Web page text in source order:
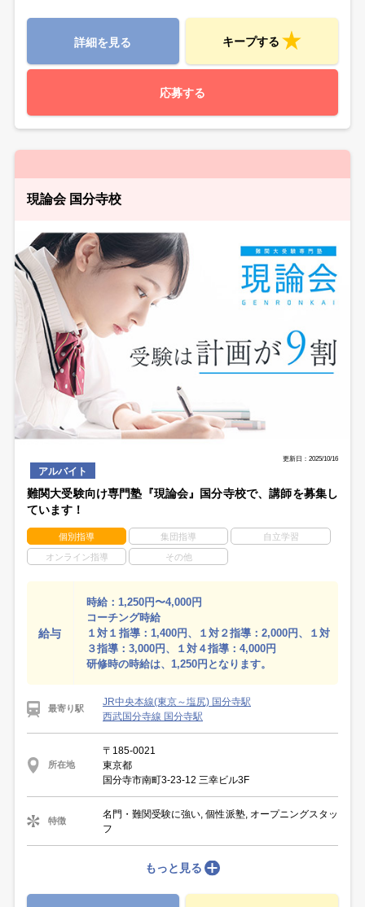
詳細を見る キープする
応募する
現論会 国分寺校
更新日：2025/10/16
アルバイト
難関大受験向け専門塾『現論会』国分寺校で、講師を募集し
ています！
個別指導 集団指導 自立学習
オンライン指導 その他
給与
時給：1,250円〜4,000円
コーチング時給
１対１指導：1,400円、１対２指導：2,000円、１対
３指導：3,000円、１対４指導：4,000円
研修時の時給は、1,250円となります。
最寄り駅
JR中央本線(東京～塩尻) 国分寺駅
西武国分寺線 国分寺駅
所在地
〒185-0021
東京都
国分寺市南町3-23-12 三幸ビル3F
特徴
名門・難関受験に強い, 個性派塾, オープニングスタッ
フ
もっと見る